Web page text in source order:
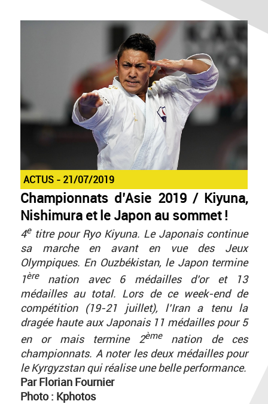
ACTUS 21/07/2019
Championnats d’Asie 2019 / Kiyuna,
Nishimura et le Japon au sommet !
4etitre pour Ryo Kiyuna. Le Japonais continue
sa marche en avant en vue des Jeux
Olympiques. En Ouzbékistan, le Japon termine
1èrenation avec 6 médailles d’or et 13
médailles au total. Lors de ce week-end de
compétition (19-21 juillet), l’Iran a tenu la
dragée haute aux Japonais 11 médailles pour 5
en or mais termine 2èmenation de ces
championnats. A noter les deux médailles pour
le Kyrgyzstan qui réalise une belle performance.
Par Florian Fournier
Photo : Kphotos